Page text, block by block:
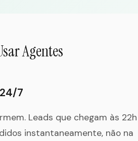
Agentes
7
Leads que chegam às 22h
instantaneamente, não na